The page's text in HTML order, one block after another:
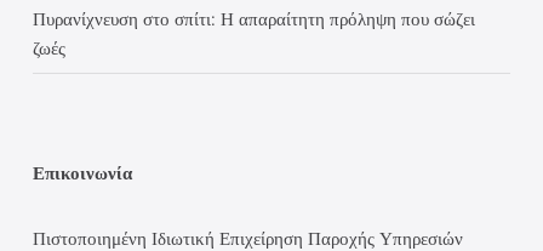
Πυρανίχνευση στο σπίτι: Η απαραίτητη πρόληψη που σώζει
ζωές
Επικοινωνία
Πιστοποιημένη Ιδιωτική Επιχείρηση Παροχής Υπηρεσιών